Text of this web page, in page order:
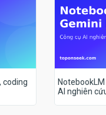
coding
AI nghiên